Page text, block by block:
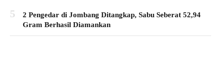
5
2 Pengedar di Jombang Ditangkap, Sabu Seberat 52,94
Gram Berhasil Diamankan